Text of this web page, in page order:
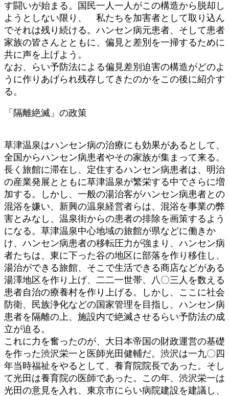
す闘いが始まる。国民一人一人がこの構造から脱却し
ようとしない限り、 私たちを加害者として取り込ん
でそれは残り続ける。ハンセン病元患者、そして患者
家族の皆さんとともに、偏見と差別を一掃するために
共に声を上げよう。
なお、らい予防法による偏見差別迫害の構造がどのよ
うに作りあげられ残存してきたのかをこの後に紹介す
る。
「隔離絶滅」の政策
草津温泉はハンセン病の治療にも効果があるとして、
全国からハンセン病患者やその家族が集まって来る。
長く旅館に滞在し、定住するハンセン病患者は、明治
の産業発展とともに草津温泉が繁栄する中でさらに増
加する。しかし、一般の湯治客がハンセン病患者との
混浴を嫌い、新興の温泉経営者らは、混浴を事業の弊
害とみなし、温泉街からの患者の排除を画策するよう
になる。草津温泉中心地域の旅館が県などに働きか
け、ハンセン病患者の移転圧力が強まり、ハンセン病
者たちは、東に下った谷の地区に部落を作り移住し、
湯治ができる旅館、そこで生活できる商店などがある
湯澤地区を作り上げ、二二一世帯、八〇三人を数える
患者自治の療養村を作り上げる。しかし、ここに社会
防衛、民族浄化などの国家管理を目指し、ハンセン病
患者を隔離の上、施設内で絶滅させるらい予防法の成
立が迫る。
これに力を奮ったのが、大日本帝国の財政運営の基礎
を作った渋沢栄一と医師光田健輔だ。渋沢は一九〇四
年当時福祉をやるとして、養育院院長であった。そし
て光田は養育院の医師であった。この年、渋沢栄一は
光田の意見を入れ、東京市にらい病院建設を建議し、